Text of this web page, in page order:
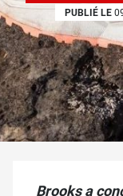
PUBLIÉ LE
Brooks a